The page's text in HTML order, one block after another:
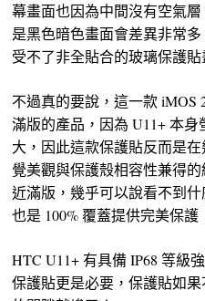
幕畫面也因為中間沒有空氣
是黑色暗色畫面會差異非常
受不了非全貼合的玻璃保護
不過真的要說，這一款 iMOS
滿版的產品，因為 U11+ 本
大，因此這款保護貼反而是
覺美觀與保護殼相容性兼得
近滿版，幾乎可以說看不到
也是 100% 覆蓋提供完美保護
HTC U11+ 有具備 IP68 等級
保護貼更是必要，保護貼如